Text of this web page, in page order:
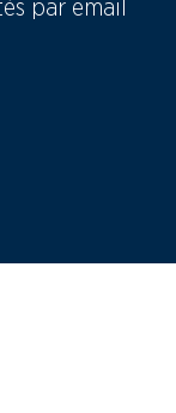
par email